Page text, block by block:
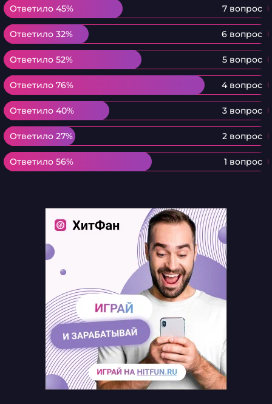
Ответило 45% 7 вопрос
Ответило 45%
Ответило 32% 6 вопрос
Ответило 32%
Ответило 52% 5 вопрос
Ответило 52%
Ответило 76% 4 вопрос
Ответило 76%
Ответило 40% 3 вопрос
Ответило 40%
Ответило 27% 2 вопрос
Ответило 27%
Ответило 56% 1 вопрос
Ответило 56%